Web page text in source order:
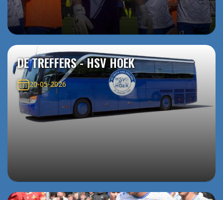
DE TREFFERS - HSV HOEK
20-05-2026